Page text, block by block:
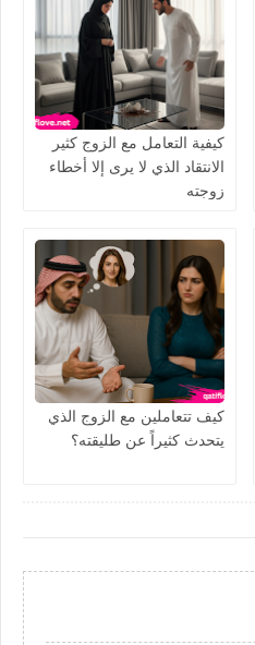
كيفية التعامل مع الزوج كثير
الانتقاد الذي لا يرى إلا أخطاء
زوجته
كيف تتعاملين مع الزوج الذي
يتحدث كثيراً عن طليقته؟